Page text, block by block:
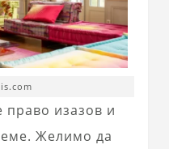
право изазов и
Желимо да